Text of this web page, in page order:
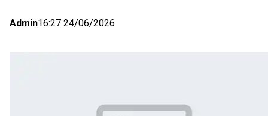
Admin16:27 24/06/2026